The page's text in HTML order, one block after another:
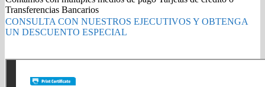
T01C100
negro
Epson
10,000
original
Transferencias Bancarios
CONSULTA CON NUESTROS EJECUTIVOS Y OBTENGA
UN DESCUENTO ESPECIAL